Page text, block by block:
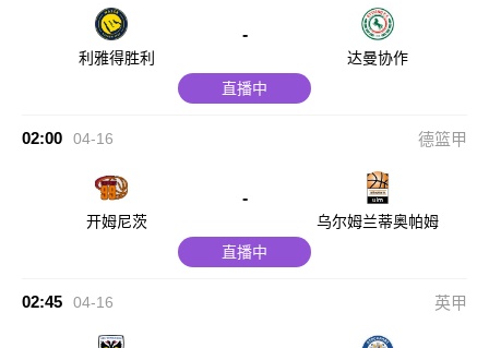
利雅得胜利
-
达曼协作
直播中
02:00 04-16 德篮甲
开姆尼茨
-
乌尔姆兰蒂奥帕姆
直播中
02:45 04-16 英甲